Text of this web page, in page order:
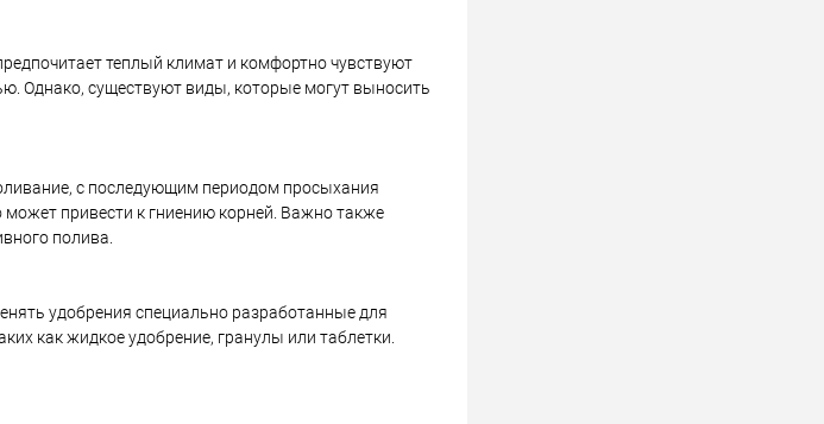
теплый климат и комфортно чувствуют
Однако, существуют виды, которые могут выносить
с последующим периодом просыхания
может привести к гниению корней. Важно также
полива.
удобрения специально разработанные для
как жидкое удобрение, гранулы или таблетки.